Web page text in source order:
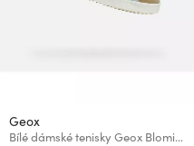
Geox
Bílé dámské tenisky Geox Blomiee